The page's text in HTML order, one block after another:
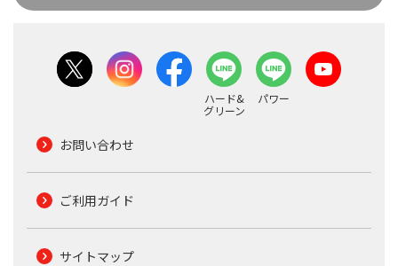
ハード&
グリーン
パワー
お問い合わせ
ご利用ガイド
サイトマップ